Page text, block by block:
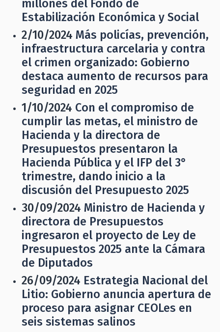
millones del Fondo de
Estabilización Económica y Social
2/10/2024 Más policías, prevención,
infraestructura carcelaria y contra
el crimen organizado: Gobierno
destaca aumento de recursos para
seguridad en 2025
1/10/2024 Con el compromiso de
cumplir las metas, el ministro de
Hacienda y la directora de
Presupuestos presentaron la
Hacienda Pública y el IFP del 3°
trimestre, dando inicio a la
discusión del Presupuesto 2025
30/09/2024 Ministro de Hacienda y
directora de Presupuestos
ingresaron el proyecto de Ley de
Presupuestos 2025 ante la Cámara
de Diputados
26/09/2024 Estrategia Nacional del
Litio: Gobierno anuncia apertura de
proceso para asignar CEOLes en
seis sistemas salinos